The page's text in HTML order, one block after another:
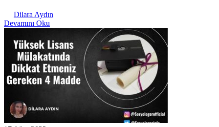
Dilara Aydın
Devamını Oku